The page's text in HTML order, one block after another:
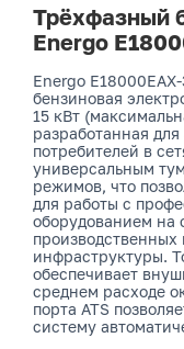
Трёхфазный
Energo
Energo
бензиновая
15 кВт
разработанная
потребителей в
универсальным
режимов, что
для работы с
оборудованием на
производственных
инфраструктуры.
обеспечивает
среднем расходе
порта ATS
систему